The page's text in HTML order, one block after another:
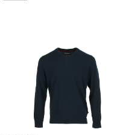
Vêtements Barbour pas cher et
Vêtements Barbour
La Sapper Wax Jacket est une
classique façon coton ciré de la
Barbour avec col en velours [...]